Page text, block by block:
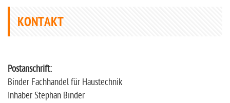
KONTAKT
Postanschrift:
Binder Fachhandel für Haustechnik
Inhaber Stephan Binder